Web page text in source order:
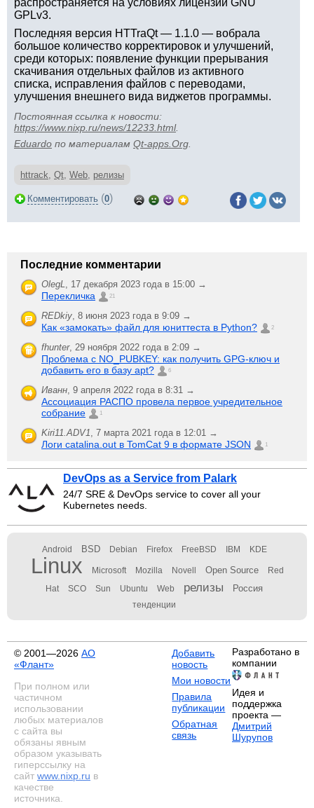
распространяется на условиях лицензии GNU
GPLv3.
Последняя версия HTTraQt — 1.1.0 — вобрала
большое количество корректировок и улучшений,
среди которых: появление функции прерывания
скачивания отдельных файлов из активного
списка, исправления файлов с переводами,
улучшения внешнего вида виджетов программы.
Постоянная ссылка к новости:
https://www.nixp.ru/news/12233.html.
Eduardo по материалам Qt-apps.Org
httrack, Qt, Web, релизы
Комментировать (0)
Последние комментарии
OlegL, 17 декабря 2023 года в 15:00 →
Перекличка 21
REDkiy, 8 июня 2023 года в 9:09 →
Как «замокать» файл для юниттеста в Python? 2
fhunter, 29 ноября 2022 года в 2:09 →
Проблема с NO_PUBKEY: как получить GPG-ключ и
добавить его в базу apt?
6
Иванн, 9 апреля 2022 года в 8:31 →
Ассоциация РАСПО провела первое учредительное
собрание
1
Kiri11.ADV1, 7 марта 2021 года в 12:01 →
Логи catalina.out в TomCat 9 в формате JSON 1
DevOps as a Service from Palark
24/7 SRE & DevOps service to cover all your
Kubernetes needs.
Android BSD Debian Firefox FreeBSD IBM KDE
Linux Microsoft Mozilla Novell Open Source Red
Hat SCO Sun Ubuntu Web релизы Россия
тенденции
© 2001—2026 АО
«Флант»
При полном или
частичном
использовании
любых материалов
с сайта вы
обязаны явным
образом указывать
гиперссылку на
сайт www.nixp.ru в
качестве
источника.
Добавить
новость
Мои новости
Правила
публикации
Обратная
связь
Разработано в
компании
Идея и
поддержка
проекта —
Дмитрий
Шурупов